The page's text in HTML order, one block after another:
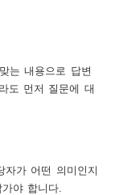
는 내용으로 답변
도 먼저 질문에 대
자가 어떤 의미인지
야 합니다.